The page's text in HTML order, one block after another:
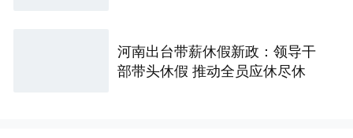
河南出台带薪休假新政：领导干
部带头休假 推动全员应休尽休